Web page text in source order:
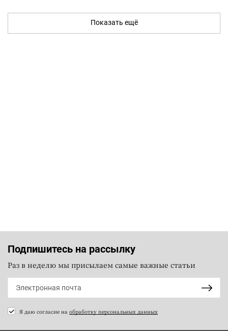
Показать ещё
Подпишитесь на рассылку
Раз в неделю мы присылаем самые важные статьи
Я даю согласие на обработку персональных данных